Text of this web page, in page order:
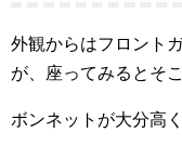
外観からはフロント
が、座ってみるとそ
ボンネットが大分高